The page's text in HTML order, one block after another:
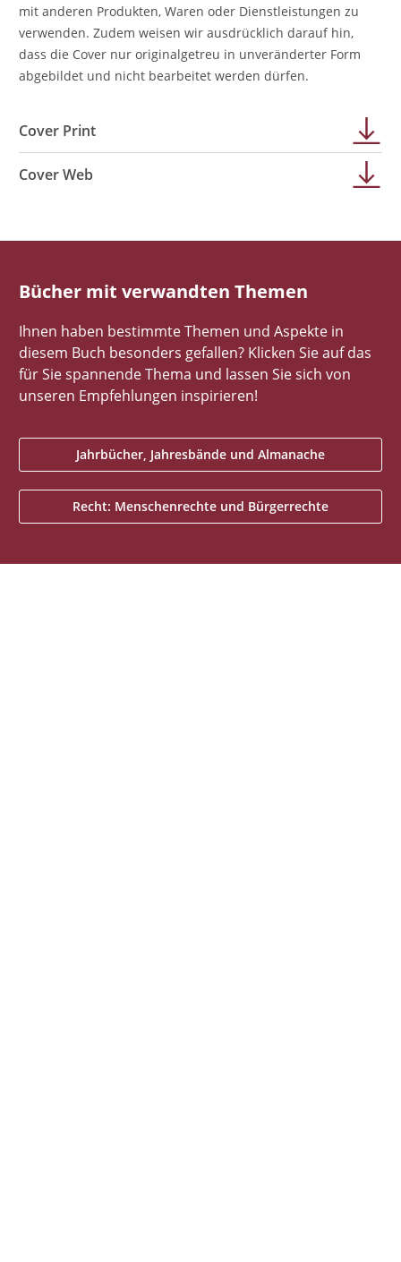
mit anderen Produkten, Waren oder Dienstleistungen zu
verwenden. Zudem weisen wir ausdrücklich darauf hin,
dass die Cover nur originalgetreu in unveränderter Form
abgebildet und nicht bearbeitet werden dürfen.
Cover Print
Cover Web
Bücher mit verwandten Themen
Ihnen haben bestimmte Themen und Aspekte in
diesem Buch besonders gefallen? Klicken Sie auf das
für Sie spannende Thema und lassen Sie sich von
unseren Empfehlungen inspirieren!
Jahrbücher, Jahresbände und Almanache
Recht: Menschenrechte und Bürgerrechte